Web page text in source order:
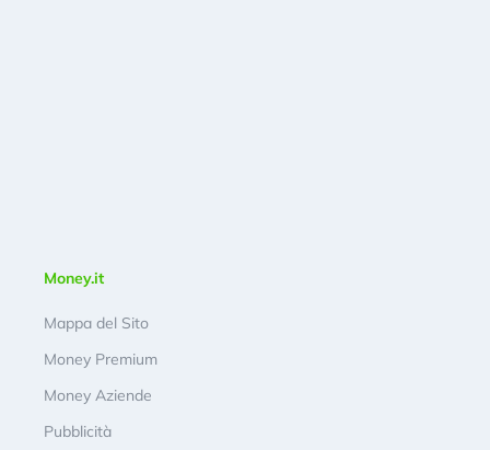
Money.it
Mappa del Sito
Money Premium
Money Aziende
Pubblicità